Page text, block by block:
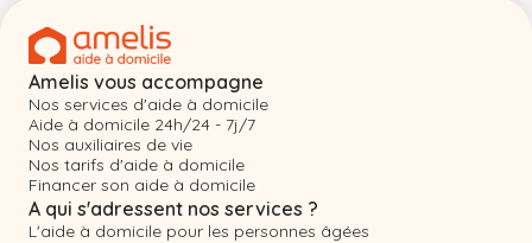
Amelis vous accompagne
Nos services d'aide à domicile
Aide à domicile 24h/24 - 7j/7
Nos auxiliaires de vie
Nos tarifs d'aide à domicile
Financer son aide à domicile
A qui s'adressent nos services ?
L'aide à domicile pour les personnes âgées